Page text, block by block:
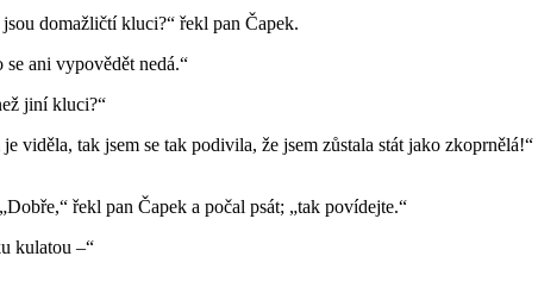
domažličtí kluci?“ řekl pan Čapek.
ani vypovědět nedá.“
jiní kluci?“
tak jsem se tak podivila, že jsem zůstala stát jako
řekl pan Čapek a počal psát; „tak povídejte.“
kulatou –“